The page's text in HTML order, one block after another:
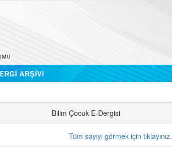
Bilim Çocuk E-Dergisi
Tüm sayıyı görmek için tıklayınız.